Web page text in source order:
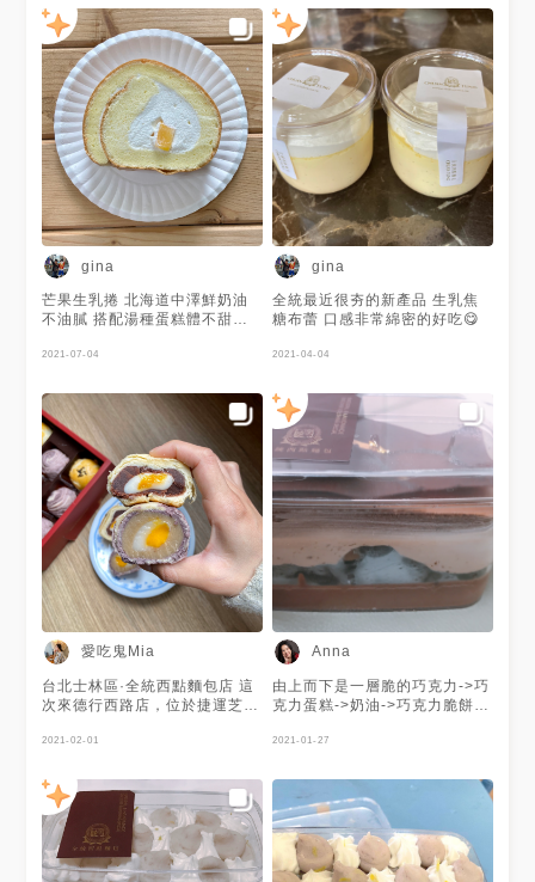
感豐富，甜而不膩 而且…沒有
香精味！我喜歡👍🏻 芋頭份量真
的滿多的，喜歡芋頭的不要錯過
跟一般生乳捲比較不一樣的是…
蛋糕體居然沒有完整包覆內餡，
底部有一段是沒有蛋糕的， 所
以分食時，生乳捲底部的餡料容
易跟盤底沾黏 這次買了半條
(10cm)250元， 小小一條真的
不便宜啊!!! #mina吃台北
#mina吃甜甜 #mina吃貨人生
gina
芒果生乳捲 北海道中澤鮮奶油
不油膩 搭配湯種蛋糕體不甜不
2021-07-04
gina
全統最近很夯的新產品 生乳焦
糖布蕾 口感非常綿密的好吃😋
2021-04-04
愛吃鬼Mia
台北士林區·全統西點麵包店 這
次來德行西路店，位於捷運芝山
店與天母北路店，是天母地區的
以外，還有饅頭、包子、季節限
定、手工餅乾等商品，最重要的
是！！！有很多芋頭商品呢，是
芋頭控的寶地💜 最新推出新春
商品“牛”金歲月8入 $480 綜合
口味為： 4入芋頭麻糬流沙 4入
2021-02-01
Anna
由上而下是一層脆的巧克力->巧
克力蛋糕->奶油->巧克力脆餅
次且融合，雖然最底層巧克力布
克力控！
2021-01-27